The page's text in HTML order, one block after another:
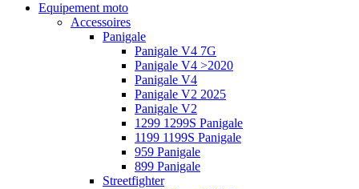
Equipement moto
Accessoires
Panigale
Panigale V4 7G
Panigale V4 >2020
Panigale V4
Panigale V2 2025
Panigale V2
1299 1299S Panigale
1199 1199S Panigale
959 Panigale
899 Panigale
Streetfighter